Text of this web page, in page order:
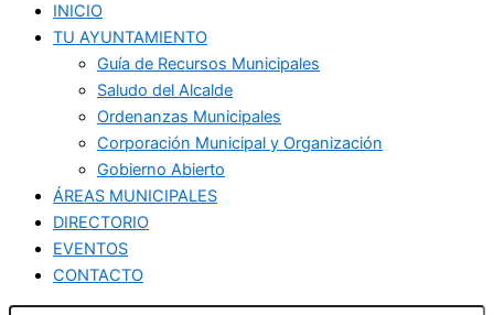
INICIO
TU AYUNTAMIENTO
Guía de Recursos Municipales
Saludo del Alcalde
Ordenanzas Municipales
Corporación Municipal y Organización
Gobierno Abierto
ÁREAS MUNICIPALES
DIRECTORIO
EVENTOS
CONTACTO